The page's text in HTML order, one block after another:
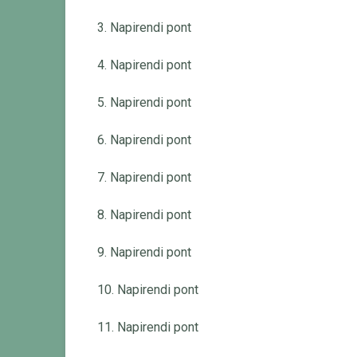
3. Napirendi pont
4. Napirendi pont
5. Napirendi pont
6. Napirendi pont
7. Napirendi pont
8. Napirendi pont
9. Napirendi pont
10. Napirendi pont
11. Napirendi pont